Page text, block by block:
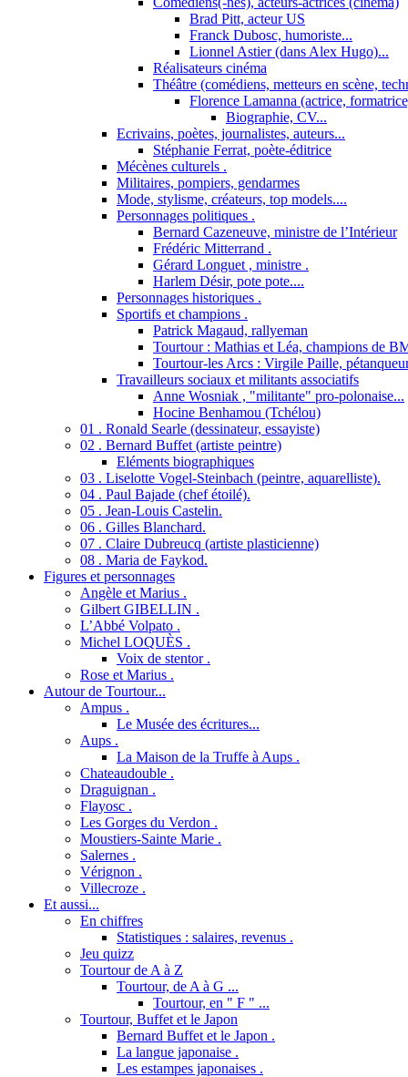
Brad Pitt, acteur US
Franck Dubosc, humoriste...
Lionnel Astier (dans Alex Hugo)...
Réalisateurs cinéma
Théâtre (comédiens, metteurs en scène,
Florence Lamanna (actrice,
Biographie, CV...
Ecrivains, poètes, journalistes, auteurs...
Stéphanie Ferrat, poète-éditrice
Mécènes culturels .
Militaires, pompiers, gendarmes
Mode, stylisme, créateurs, top models....
Personnages politiques .
Bernard Cazeneuve, ministre de l’Intérieur
Frédéric Mitterrand .
Gérard Longuet , ministre .
Harlem Désir, pote pote....
Personnages historiques .
Sportifs et champions .
Patrick Magaud, rallyeman
Tourtour : Mathias et Léa, champions de
Tourtour-les Arcs : Virgile Paille,
Travailleurs sociaux et militants associatifs
Anne Wosniak , "militante" pro-polonaise...
Hocine Benhamou (Tchélou)
01 . Ronald Searle (dessinateur, essayiste)
02 . Bernard Buffet (artiste peintre)
Eléments biographiques
03 . Liselotte Vogel-Steinbach (peintre, aquarelliste).
04 . Paul Bajade (chef étoilé).
05 . Jean-Louis Castelin.
06 . Gilles Blanchard.
07 . Claire Dubreucq (artiste plasticienne)
08 . Maria de Faykod.
Figures et personnages
Angèle et Marius .
Gilbert GIBELLIN .
L’Abbé Volpato .
Michel LOQUÈS .
Voix de stentor .
Rose et Marius .
Autour de Tourtour...
Ampus .
Le Musée des écritures...
Aups .
La Maison de la Truffe à Aups .
Chateaudouble .
Draguignan .
Flayosc .
Les Gorges du Verdon .
Moustiers-Sainte Marie .
Salernes .
Vérignon .
Villecroze .
Et aussi...
En chiffres
Statistiques : salaires, revenus .
Jeu quizz
Tourtour de A à Z
Tourtour, de A à G ...
Tourtour, en " F " ...
Tourtour, Buffet et le Japon
Bernard Buffet et le Japon .
La langue japonaise .
Les estampes japonaises .